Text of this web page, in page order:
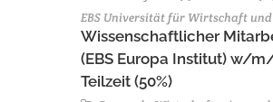
EBS Universität für Wirtschaft und
Wissenschaftlicher
(EBS Europa Institut) w/
Teilzeit (50%)